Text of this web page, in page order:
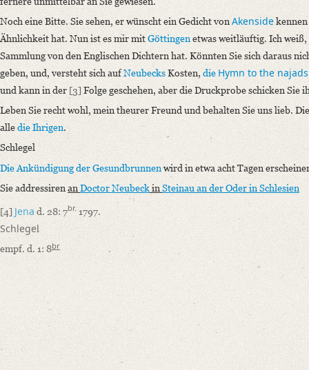
German
Editors
Bamberg, Claudia
Varwig, Olivia
Noch eine Bitte. Sie sehen, er wünscht ein Gedicht vonAkenside
Ähnlichkeit hat. Nun ist es mir mitGöttingenetwas weitläuftig. Ich
Sammlung von den Englischen Dichtern hat. Könnten Sie sich daraus
geben, und, versteht sich aufNeubecksKosten, die Hymn to the najads
und kann in der [3] Folge geschehen, aber die Druckprobe schicken Sie
Leben Sie recht wohl, mein theurer Freund und behalten Sie uns lieb.
alledie Ihrigen.
Schlegel
Die Ankündigungder Gesundbrunnenwird in etwa acht Tagen
Sie addressirenanDoctor Neubeckin Steinau an der Oder in Schlesien
[4] Jena d. 28: 7br. 1797.
Schlegel
empf. d. 1: 8br